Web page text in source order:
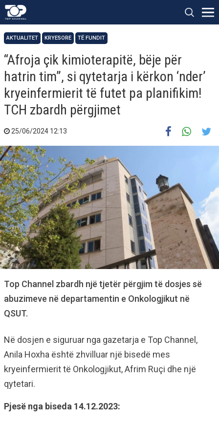
AKTUALITET KRYESORE TË FUNDIT
“Afroja çik kimioterapitë, bëje për
hatrin tim”, si qytetarja i kërkon ‘nder’
kryeinfermierit të futet pa planifikim!
TCH zbardh përgjimet
25/06/2024 12:13
Top Channel zbardh një tjetër përgjim të dosjes së
abuzimeve në departamentin e Onkologjikut në
QSUT.
Në dosjen e siguruar nga gazetarja e Top Channel,
Anila Hoxha është zhvilluar një bisedë mes
kryeinfermierit të Onkologjikut, Afrim Ruçi dhe një
qytetari.
Pjesë nga biseda 14.12.2023: